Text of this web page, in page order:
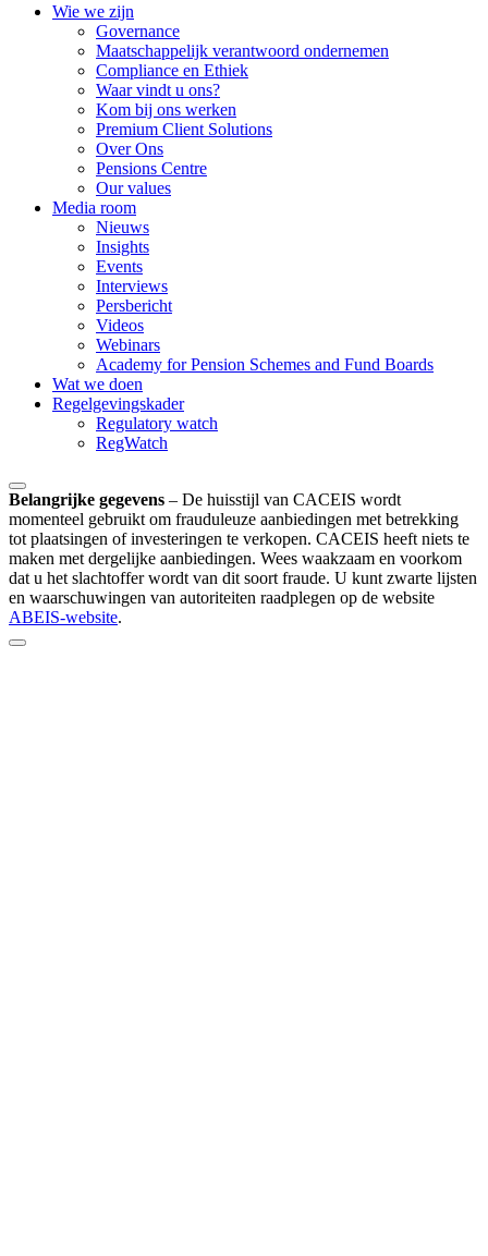
Wie we zijn
Governance
Maatschappelijk verantwoord ondernemen
Compliance en Ethiek
Waar vindt u ons?
Kom bij ons werken
Premium Client Solutions
Over Ons
Pensions Centre
Our values
Media room
Nieuws
Insights
Events
Interviews
Persbericht
Videos
Webinars
Academy for Pension Schemes and Fund Boards
Wat we doen
Regelgevingskader
Regulatory watch
RegWatch
Belangrijke gegevens – De huisstijl van CACEIS wordt
momenteel gebruikt om frauduleuze aanbiedingen met betrekking
tot plaatsingen of investeringen te verkopen. CACEIS heeft niets te
maken met dergelijke aanbiedingen. Wees waakzaam en voorkom
dat u het slachtoffer wordt van dit soort fraude. U kunt zwarte lijsten
en waarschuwingen van autoriteiten raadplegen op de website
ABEIS-website.